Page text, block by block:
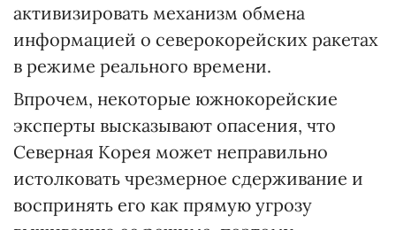
активизировать механизм обмена
информацией о северокорейских ракетах
в режиме реального времени.
Впрочем, некоторые южнокорейские
эксперты высказывают опасения, что
Северная Корея может неправильно
истолковать чрезмерное сдерживание и
воспринять его как прямую угрозу